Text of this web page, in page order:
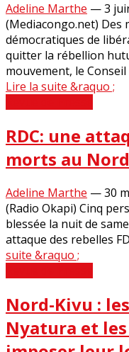
Adeline Marthe —3
(Mediacongo.net) Des
démocratiques de
quitter la rébellion
mouvement, le
Lire la suite &raquo ;
RDC: une
morts au
Adeline Marthe —30
(Radio Okapi) Cinq
blessée la nuit de
attaque des rebelles
suite &raquo ;
Nord-Kivu :
Nyatura et